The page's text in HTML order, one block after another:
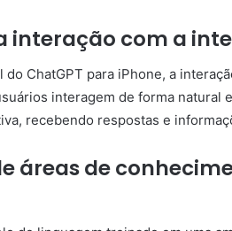
interação com a
do ChatGPT para iPhone, a
interagem de forma natural
recebendo respostas e
áreas de